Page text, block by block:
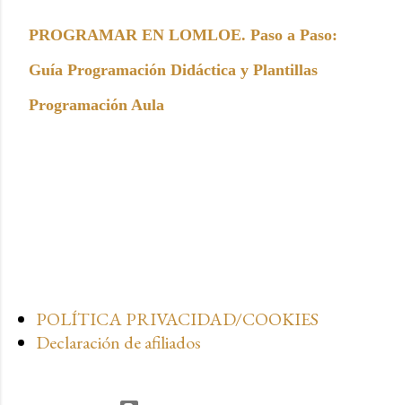
PROGRAMAR EN LOMLOE. Paso a Paso:
Guía Programación Didáctica y Plantillas
Programación Aula
POLÍTICA PRIVACIDAD/COOKIES
Declaración de afiliados